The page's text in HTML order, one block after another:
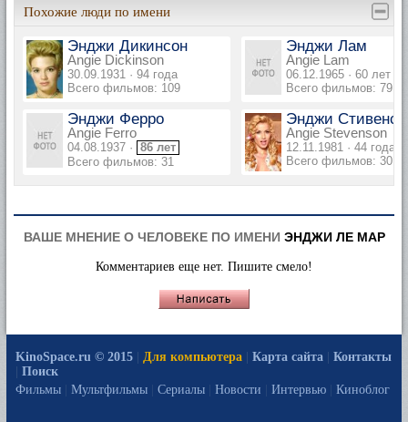
Похожие люди по имени
Энджи Дикинсон
Angie Dickinson
30.09.1931 · 94 года
Всего фильмов: 109
Энджи Лам
Angie Lam
06.12.1965 · 60 лет
Всего фильмов: 79
Энджи Ферро
Angie Ferro
04.08.1937 · 86 лет
Всего фильмов: 31
Энджи
Angie Stevenson
12.11.1981 · 44 года
Всего фильмов: 30
ВАШЕ МНЕНИЕ О ЧЕЛОВЕКЕ ПО ИМЕНИ ЭНДЖИ ЛЕ МАР
Комментариев еще нет. Пишите смело!
KinoSpace.ru © 2015 Для компьютера Карта сайта
Контакты
Поиск
Фильмы
Мультфильмы Сериалы Новости Интервью Киноблог